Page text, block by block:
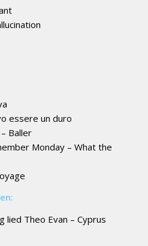
essere un duro
Baller
Monday – What the
lied Theo Evan – Cyprus